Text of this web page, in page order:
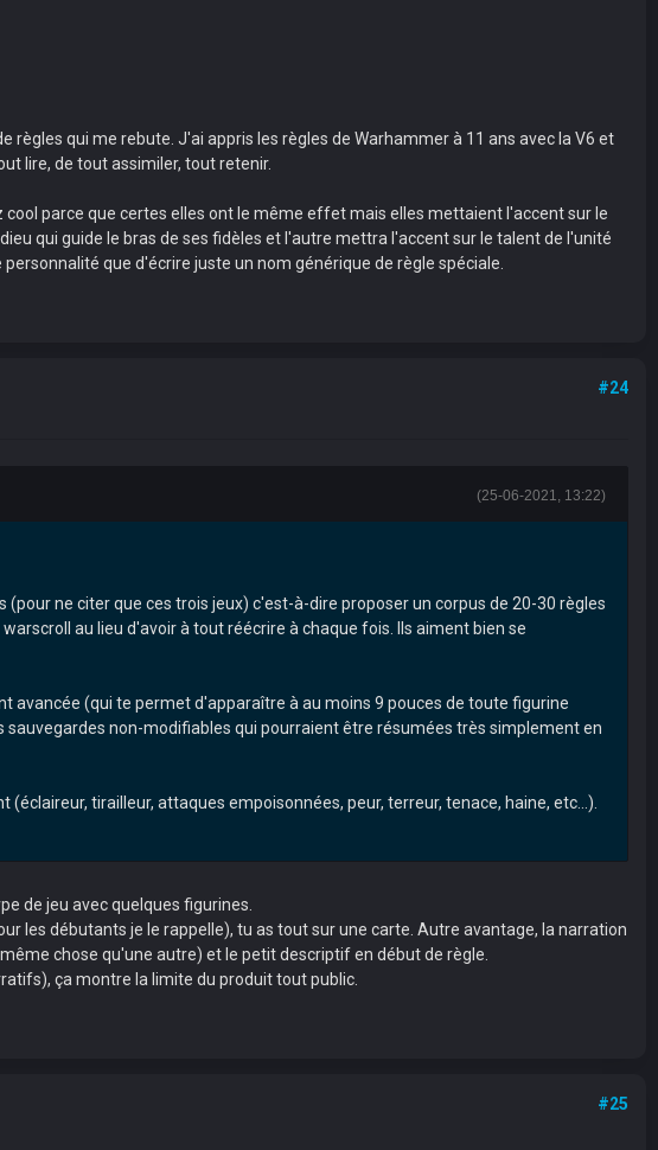
qui me rebute. J'ai appris les règles de Warhammer à 11 ans avec la V6 et
lire, de tout assimiler, tout retenir.
parce que certes elles ont le même effet mais elles mettaient l'accent sur le
qui guide le bras de ses fidèles et l'autre mettra l'accent sur le talent de l'unité
que d'écrire juste un nom générique de règle spéciale.
#24
(25-06-2021, 13:22)
ne citer que ces trois jeux) c'est-à-dire proposer un corpus de 20-30 règles
au lieu d'avoir à tout réécrire à chaque fois. Ils aiment bien se
(qui te permet d'apparaître à au moins 9 pouces de toute figurine
sauvegardes non-modifiables qui pourraient être résumées très simplement en
tirailleur, attaques empoisonnées, peur, terreur, tenace, haine, etc...).
de jeu avec quelques figurines.
les débutants je le rappelle), tu as tout sur une carte. Autre avantage, la narration
chose qu'une autre) et le petit descriptif en début de règle.
ça montre la limite du produit tout public.
#25